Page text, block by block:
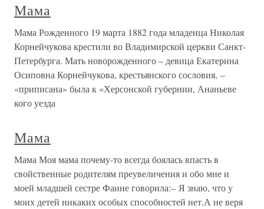
Мама
Мама Рожденного 19 марта 1882 года младенца Николая
Корнейчукова крестили во Владимирской церкви Санкт-
Петербурга. Мать новорожденного – девица Екатерина
Осиповна Корнейчукова, крестьянского сословия, –
«приписана» была к «Херсонской губернии, Ананьеве
кого уезда
Мама
Мама Моя мама почему-то всегда боялась впасть в
свойственные родителям преувеличения и обо мне и
моей младшей сестре Фаине говорила:– Я знаю, что у
моих детей никаких особых способностей нет.А не веря